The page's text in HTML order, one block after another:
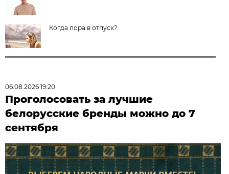
Когда пора в отпуск?
06.08.2026 19:20
Проголосовать за лучшие
белорусские бренды можно до 7
сентября